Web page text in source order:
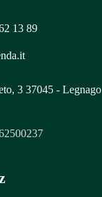
13 89
3 37045 - Legnago